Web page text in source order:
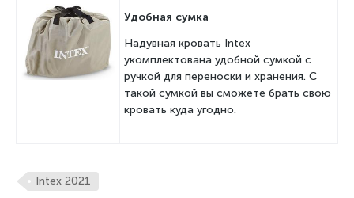
Удобная сумка
Надувная кровать Intex
укомплектована удобной сумкой с
ручкой для переноски и хранения. С
такой сумкой вы сможете брать свою
кровать куда угодно.
Intex 2021